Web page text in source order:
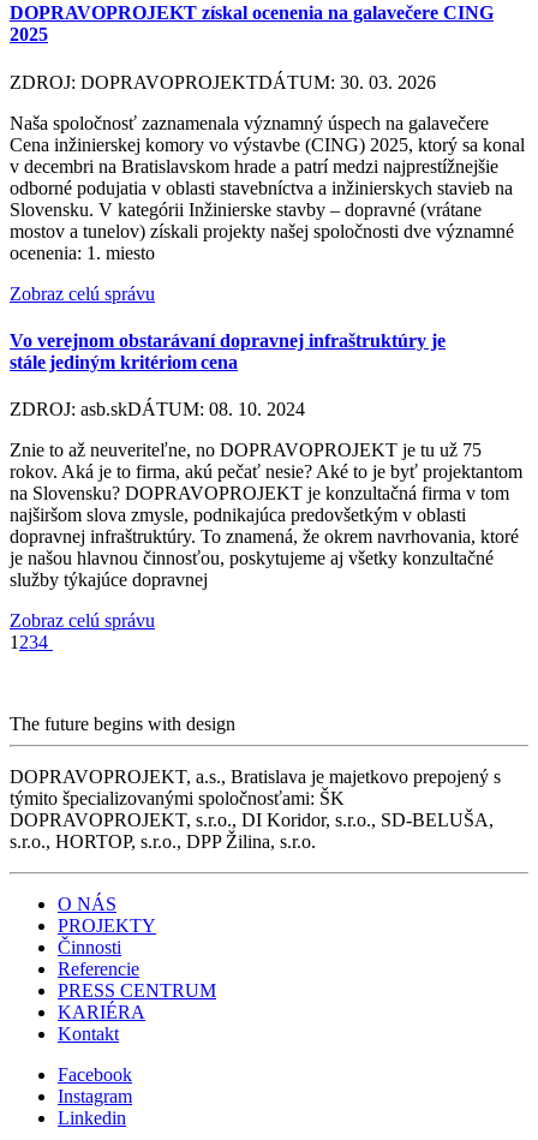
DOPRAVOPROJEKT získal ocenenia na galavečere CING
2025
ZDROJ: DOPRAVOPROJEKTDÁTUM: 30. 03. 2026
Naša spoločnosť zaznamenala významný úspech na galavečere
Cena inžinierskej komory vo výstavbe (CING) 2025, ktorý sa konal
v decembri na Bratislavskom hrade a patrí medzi najprestížnejšie
odborné podujatia v oblasti stavebníctva a inžinierskych stavieb na
Slovensku. V kategórii Inžinierske stavby – dopravné (vrátane
mostov a tunelov) získali projekty našej spoločnosti dve významné
ocenenia: 1. miesto
Zobraz celú správu
Vo verejnom obstarávaní dopravnej infraštruktúry je
stále jediným kritériom cena
ZDROJ: asb.skDÁTUM: 08. 10. 2024
Znie to až neuveriteľne, no DOPRAVOPROJEKT je tu už 75
rokov. Aká je to firma, akú pečať nesie? Aké to je byť projektantom
na Slovensku? DOPRAVOPROJEKT je konzultačná firma v tom
najširšom slova zmysle, podnikajúca predovšetkým v oblasti
dopravnej infraštruktúry. To znamená, že okrem navrhovania, ktoré
je našou hlavnou činnosťou, poskytujeme aj všetky konzultačné
služby týkajúce dopravnej
Zobraz celú správu
1 234
The future begins with design
DOPRAVOPROJEKT, a.s., Bratislava je majetkovo prepojený s
týmito špecializovanými spoločnosťami: ŠK
DOPRAVOPROJEKT, s.r.o., DI Koridor, s.r.o., SD-BELUŠA,
s.r.o., HORTOP, s.r.o., DPP Žilina, s.r.o.
O NÁS
PROJEKTY
Činnosti
Referencie
PRESS CENTRUM
KARIÉRA
Kontakt
Facebook
Instagram
Linkedin